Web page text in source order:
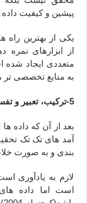
پیشین و کیفیت
یکی از بهترین راه
از ابزارهای نمره
متعددی ایجاد شده
به منابع تخصصی تر
5-ترکیب، تعبیر و تفسیر و گزارش داده ها در مرور سیستماتیک
بعد از آن که داده
آمد های تک تک
بندی و به صورت
لازم به یادآوری
است اما داده